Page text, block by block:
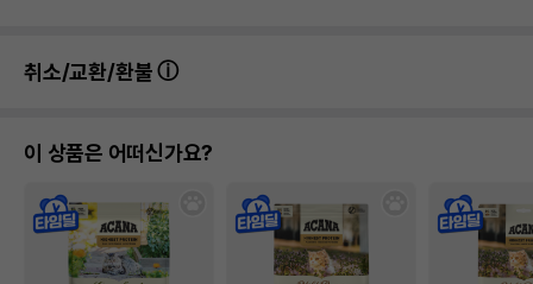
취소/교환/환불
이 상품은 어떠신가요?